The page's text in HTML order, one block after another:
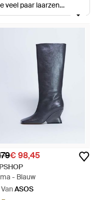
veel paar laarzen
scala aan
en suède
van Topshop zijn
open willen
€ 98,45
- Blauw
VanASOS